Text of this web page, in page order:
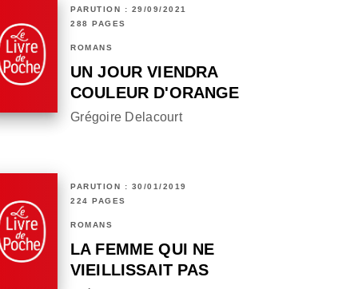
PARUTION : 29/09/2021
288 PAGES
ROMANS
UN JOUR VIENDRA
COULEUR D'ORANGE
Grégoire Delacourt
PARUTION : 30/01/2019
224 PAGES
ROMANS
LA FEMME QUI NE
VIEILLISSAIT PAS